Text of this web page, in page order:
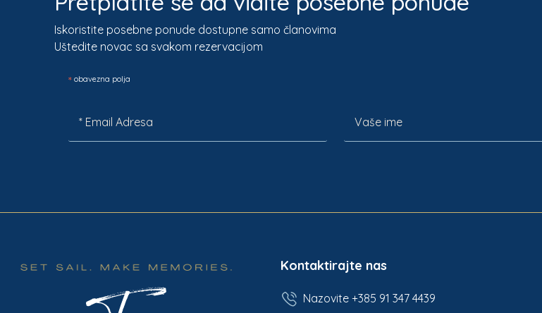
Iskoristite posebne ponude dostupne samo članovima
Uštedite novac sa svakom rezervacijom
*obavezna polja
Kontaktirajte nas
Nazovite +385 91 347 4439